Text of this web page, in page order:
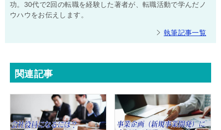
功。30代で2回の転職を経験した著者が、転職活動で学んだノ
ウハウをお伝えします。
執筆記事一覧
関連記事